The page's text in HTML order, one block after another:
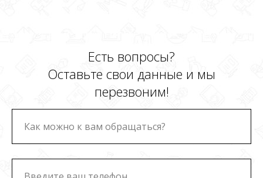
Есть вопросы?
Оставьте свои данные и мы
перезвоним!